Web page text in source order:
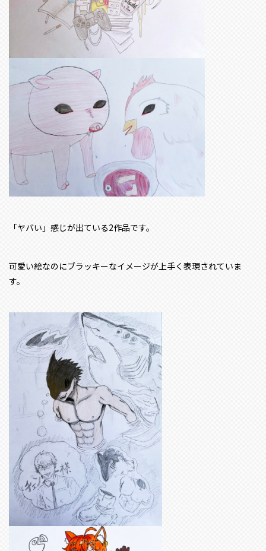
「ヤバい」感じが出ている2作品です。
可愛い絵なのにブラッキーなイメージが上手く表現されていま
す。